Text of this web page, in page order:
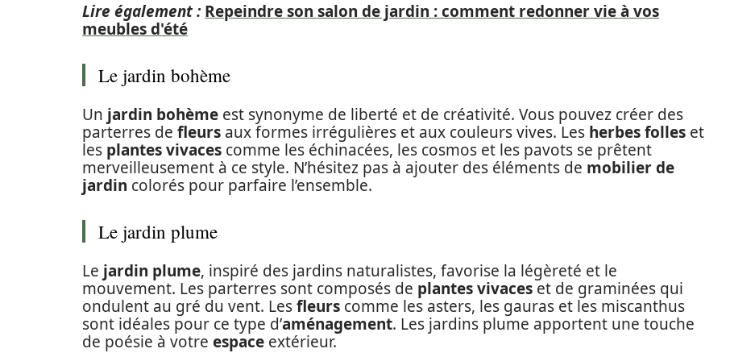
Lire également : Repeindre son salon de jardin : comment redonner vie à vos
meubles d'été
Le jardin bohème
Un jardin bohème est synonyme de liberté et de créativité. Vous pouvez créer des
parterres de fleurs aux formes irrégulières et aux couleurs vives. Les herbes folles et
les plantes vivaces comme les échinacées, les cosmos et les pavots se prêtent
merveilleusement à ce style. N’hésitez pas à ajouter des éléments de mobilier de
jardin colorés pour parfaire l’ensemble.
Le jardin plume
Le jardin plume, inspiré des jardins naturalistes, favorise la légèreté et le
mouvement. Les parterres sont composés de plantes vivaces et de graminées qui
ondulent au gré du vent. Lesfleurs comme les asters, les gauras et les miscanthus
sont idéales pour ce type d’aménagement. Les jardins plume apportent une touche
de poésie à votre espace extérieur.